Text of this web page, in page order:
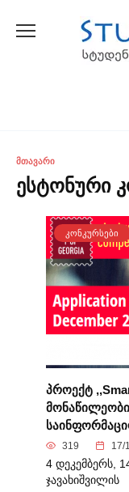
ᲛᲗᲐᲕᲐᲠᲘ
ესტონური
ᲙᲝᲜᲙᲣᲠᲡᲔᲑᲘ
პროექტ
319 17/
4 დეკემბერს,
ჯავახიშვილის